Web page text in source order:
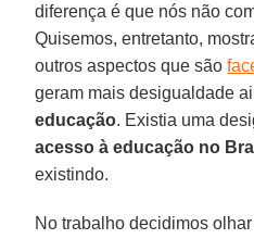
diferença é que nós não
Quisemos, entretanto,
outros aspectos que são
geram mais desigualdade
educação. Existia uma
acesso à educação no
existindo.
No trabalho decidimos